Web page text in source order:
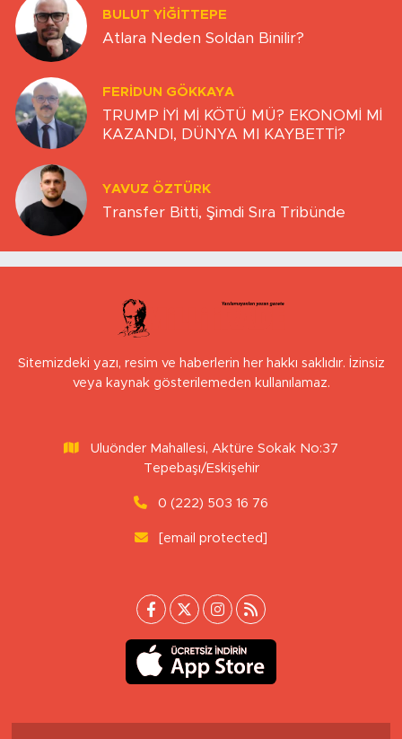
BULUT YİĞİTTEPE
Atlara Neden Soldan Binilir?
FERIDUN GÖKKAYA
TRUMP İYİ Mİ KÖTÜ MÜ? EKONOMİ Mİ
KAZANDI, DÜNYA MI KAYBETTİ?
YAVUZ ÖZTÜRK
Transfer Bitti, Şimdi Sıra Tribünde
Sitemizdeki yazı, resim ve haberlerin her hakkı saklıdır. İzinsiz
veya kaynak gösterilemeden kullanılamaz.
Uluönder Mahallesi, Aktüre Sokak No:37
Tepebaşı/Eskişehir
0 (222) 503 16 76
[email protected]